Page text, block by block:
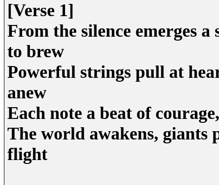
[Verse 1]
From the silence emerges
to brew
Powerful strings pull at
anew
Each note a beat of
The world awakens, giants
flight